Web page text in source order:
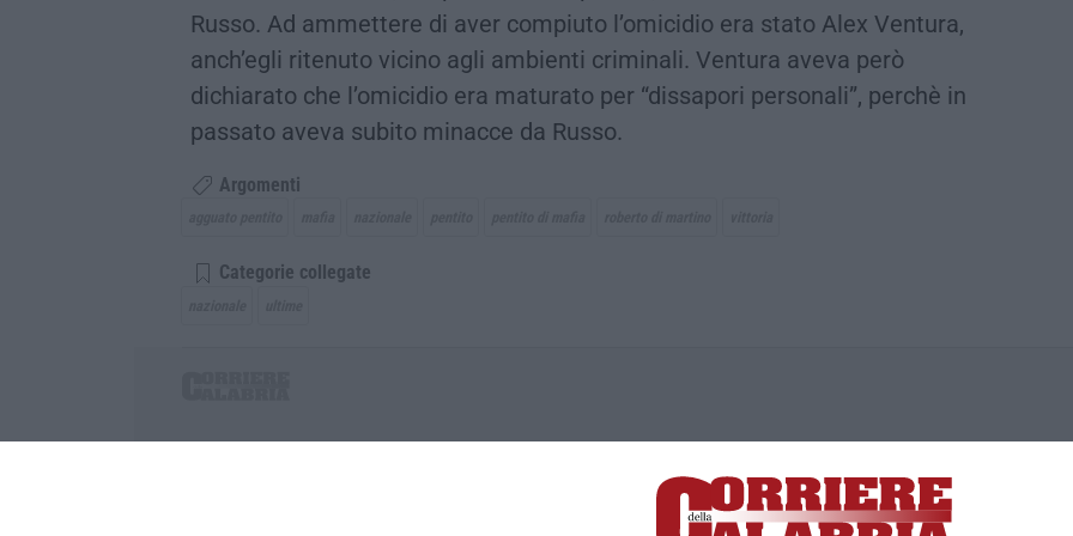
Russo. Ad ammettere di aver compiuto l’omicidio era stato Alex Ventura,
anch’egli ritenuto vicino agli ambienti criminali. Ventura aveva però
dichiarato che l’omicidio era maturato per “dissapori personali”, perchè in
passato aveva subito minacce da Russo.
Argomenti
Categorie collegate
P.IVA. 03199620794, Via del mare 6/G, S.Eufemia, Lamezia Terme (CZ)
Iscrizione tribunale di Lamezia Terme 5/2011 - Direttore responsabile Paola Militano |Privacy